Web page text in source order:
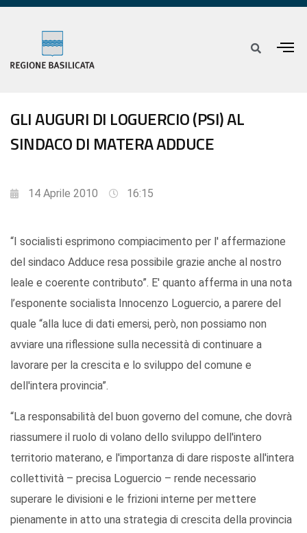
GLI AUGURI DI LOGUERCIO (PSI) AL
SINDACO DI MATERA ADDUCE
14 Aprile 2010 16:15
“I socialisti esprimono compiacimento per l' affermazione
del sindaco Adduce resa possibile grazie anche al nostro
leale e coerente contributo”. E' quanto afferma in una nota
l’esponente socialista Innocenzo Loguercio, a parere del
quale “alla luce di dati emersi, però, non possiamo non
avviare una riflessione sulla necessità di continuare a
lavorare per la crescita e lo sviluppo del comune e
dell'intera provincia”.
“La responsabilità del buon governo del comune, che dovrà
riassumere il ruolo di volano dello sviluppo dell'intero
territorio materano, e l'importanza di dare risposte all'intera
collettività – precisa Loguercio – rende necessario
superare le divisioni e le frizioni interne per mettere
pienamente in atto una strategia di crescita della provincia